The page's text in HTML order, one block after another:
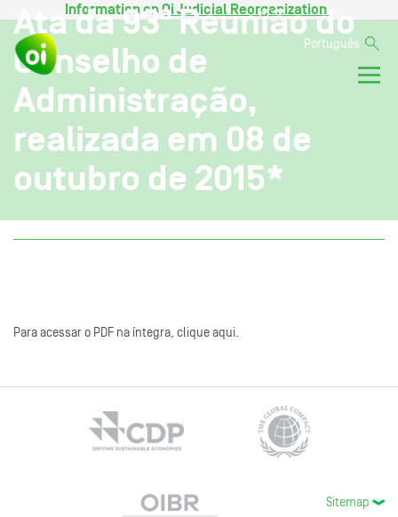
Information onOi Judicial Reorganization
Português
Ata da 93ª Reunião do
Conselho de
Administração,
realizada em 08 de
outubro de 2015*
Para acessar o PDF na íntegra, clique aqui.
Sitemap